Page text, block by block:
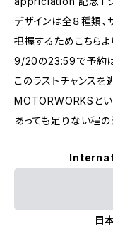
デザインは全８種類
把握するためこちらよ
9/20の23:59で予約は
このラストチャンスを
MOTORWORKSとい
あっても足りない程の
日